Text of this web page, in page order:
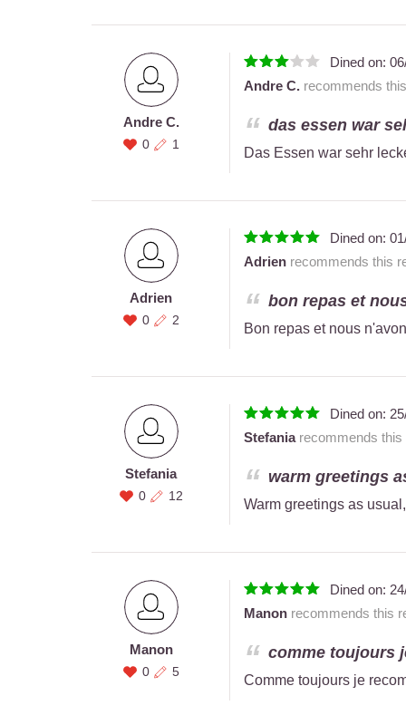
Andre C.
0 1
Dined on:
Andre C.recommends
das essen war
Das Essen war sehr
Adrien
0 2
Dined on:
Adrienrecommends this
bon repas et
Bon repas et nous
Stefania
0 12
Dined on:
Stefaniarecommends this
warm greetings
Warm greetings as
Manon
0 5
Dined on:
Manonrecommends this
comme toujours
Comme toujours je